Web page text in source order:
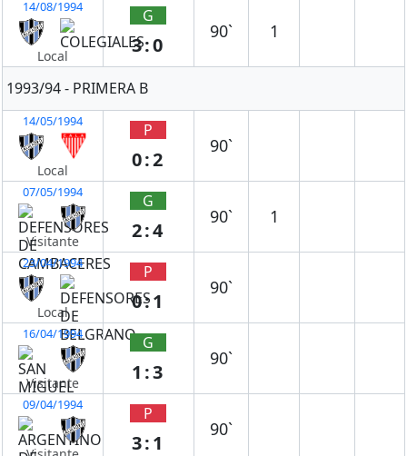
14/08/1994
Local
G
3:0
90` 1
1993/94 - PRIMERA B
14/05/1994
Local
P
0:2
90`
07/05/1994
Visitante
G
2:4
90` 1
23/04/1994
Local
P
0:1
90`
16/04/1994
Visitante
G
1:3
90`
09/04/1994 P
3:1
90`